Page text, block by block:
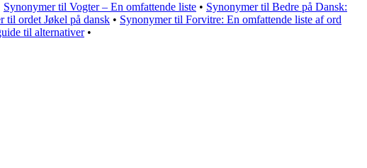
Synonymer til Vogter – En omfattende liste • Synonymer til Bedre på Dansk:
til ordet Jøkel på dansk • Synonymer til Forvitre: En omfattende liste af ord
til alternativer•